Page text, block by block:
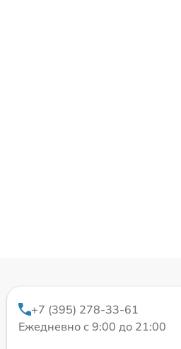
+7 (395) 278-33-61
Ежедневно с 9:00 до 21:00